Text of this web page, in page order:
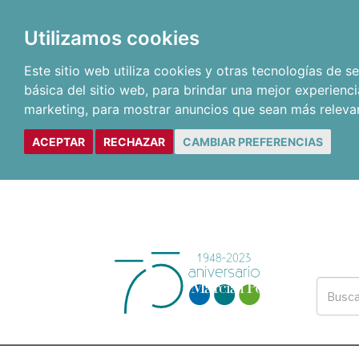
Utilizamos cookies
Este sitio web utiliza cookies y otras tecnologías de
básica del sitio web, para brindar una mejor
marketing, para mostrar anuncios que sean más
ACEPTAR RECHAZAR CAMBIAR PREFERENCIAS